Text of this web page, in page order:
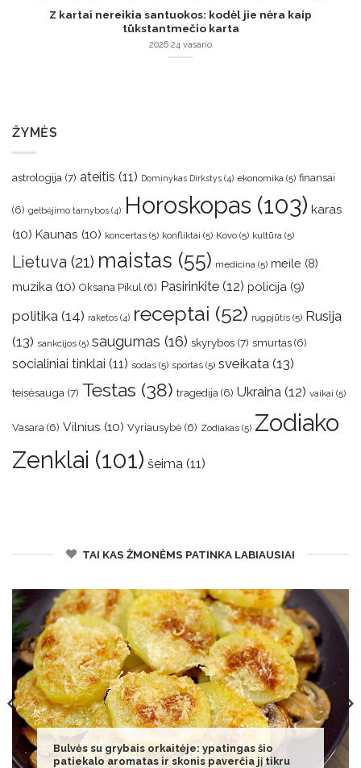
Z kartai nereikia santuokos: kodėl jie nėra kaip
tūkstantmečio karta
2026 24 vasario
ŽYMĖS
astrologija (7) ateitis (11) Dominykas Dirkstys (4) ekonomika (5) finansai
(6) gelbėjimo tarnybos (4) Horoskopas (103) karas
(10) Kaunas (10) koncertas (5) konfliktai (5) Kovo (5) kultūra (5)
Lietuva (21) maistas (55) medicina (5) meile (8)
muzika (10) Oksana Pikul (6) Pasirinkite (12) policija (9)
politika (14) raketos (4) receptai (52) rugpjūtis (5) Rusija
(13) sankcijos (5) saugumas (16) skyrybos (7) smurtas (6)
socialiniai tinklai (11) sodas (5) sportas (5) sveikata (13)
teisėsauga (7) Testas (38) tragedija (6) Ukraina (12) vaikai (5)
Vasara (6) Vilnius (10) Vyriausybė (6) Zodiakas (5) Zodiako
Zenklai (101) šeima (11)
TAI KAS ŽMONĖMS PATINKA LABIAUSIAI
Irena Starošaitė patyrė skaudžią traumą: teks
vaikščioti su ramentais